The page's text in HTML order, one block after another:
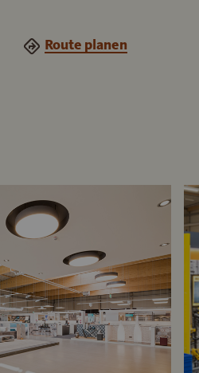
Route planen